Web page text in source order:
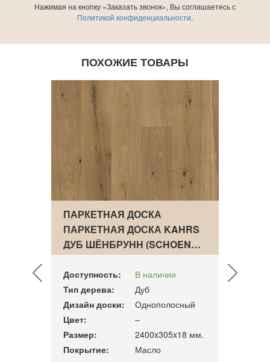
Нажимая на кнопку «Заказать звонок», Вы соглашаетесь с
Политикой конфиденциальности.
ПОХОЖИЕ ТОВАРЫ
ПАРКЕТНАЯ ДОСКА
ПАРКЕТНАЯ ДОСКА KAHRS
ДУБ ШЁНБРУНН (SCHOEN…
Доступность:
В наличии
Тип дерева:
Дуб
Дизайн доски:
Однополосный
Цвет:
–
Размер:
2400x305x18 мм.
Покрытие:
Масло